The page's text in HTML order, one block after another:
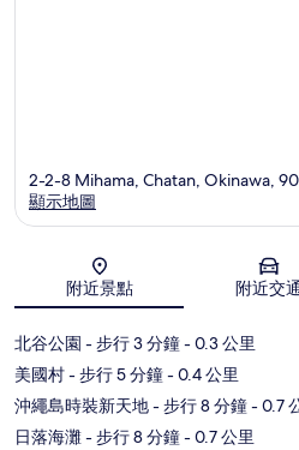
地圖
2-2-8 Mihama, Chatan, Okinawa,
顯示地圖
附近景點 附近交通
北谷公園 - 步行 3 分鐘- 0.3 公里
美國村- 步行 5 分鐘- 0.4 公里
沖繩島時裝新天地- 步行 8 分鐘- 0.7
日落海灘- 步行 8 分鐘- 0.7 公里